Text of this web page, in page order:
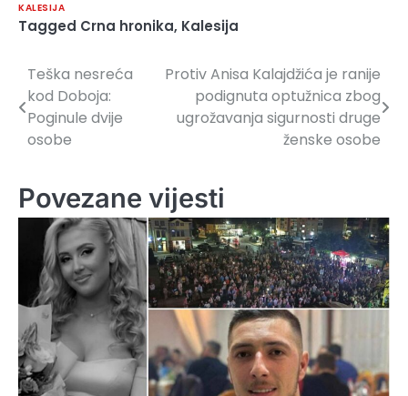
KALESIJA
Tagged Crna hronika, Kalesija
Navigacija
članaka
Teška nesreća
kod Doboja:
Poginule dvije
osobe
Protiv Anisa Kalajdžića je ranije
podignuta optužnica zbog
ugrožavanja sigurnosti druge
ženske osobe
Povezane vijesti